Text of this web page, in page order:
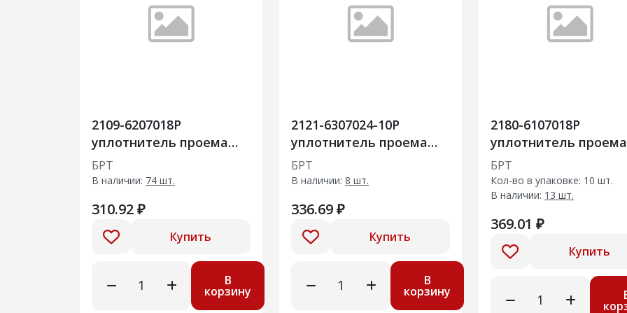
2109-6207018Р
уплотнитель проема
двери 20шт
БРТ
В наличии: 74 шт.
310.92 ₽
Купить
В
корзину
2121-6307024-10Р
уплотнитель проема
двери задка
БРТ
В наличии: 8 шт.
336.69 ₽
Купить
В
корзину
2180-6107018Р
уплотнитель проема
передней двери
БРТ
Кол-во в упаковке: 10 шт.
В наличии: 13 шт.
369.01 ₽
Купить